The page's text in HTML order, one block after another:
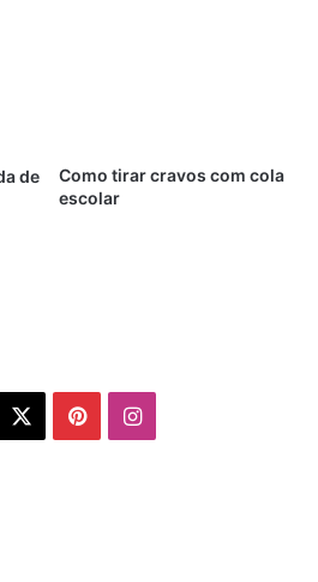
de
Como tirar cravos com cola
escolar
PinterestInstagram